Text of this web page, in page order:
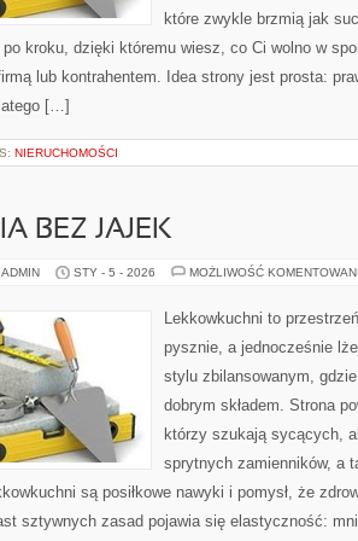
które zwykle brzmią jak
kroku, dzięki któremu wiesz, co Ci wolno w
lub kontrahentem. Idea strony jest prosta:
[…]
NIERUCHOMOŚCI
BEZ JAJEK
STY - 5 - 2026 MOŻLIWOŚĆ
Lekkowkuchni to
pysznie, a jednocześnie
stylu zbilansowanym,
dobrym składem. Strona
którzy szukają sycących,
sprytnych zamienników, a
są posiłkowe nawyki i pomysł, że
sztywnych zasad pojawia się elastyczność: